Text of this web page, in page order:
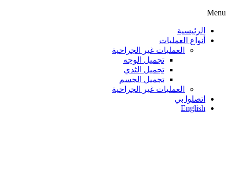
Menu
الرئيسية
أنواع العمليات
العمليات غير الجراحية
تجميل الوجه
تجميل الثدي
تجميل الجسم
العمليات غير الجراحية
اتصلوا بي
English